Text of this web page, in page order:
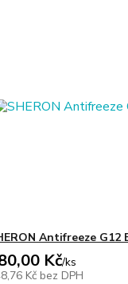
Antifreeze G12
Kč/ks
Kč bez DPH